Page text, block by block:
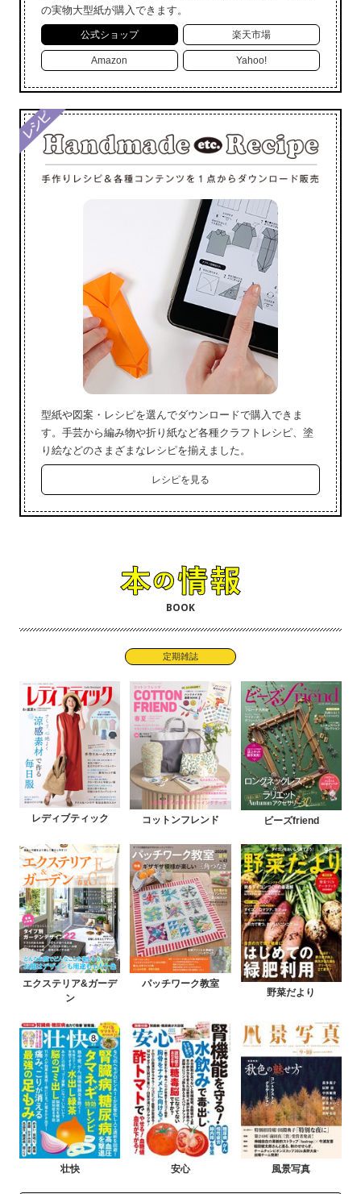
の実物大型紙が購入できます。
公式ショップ 楽天市場
Amazon Yahoo!
型紙や図案・レシピを選んでダウンロードで購入できま
す。手芸から編み物や折り紙など各種クラフトレシピ、塗
り絵などのさまざまなレシピを揃えました。
レシピを見る
BOOK
定期雑誌
レディブティック コットンフレンド ビーズfriend
エクステリア&ガーデ
ン
パッチワーク教室
野菜だより
壮快 安心 風景写真